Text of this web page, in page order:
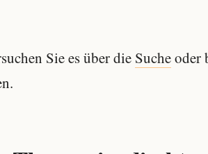
Sie es über die Sucheoder